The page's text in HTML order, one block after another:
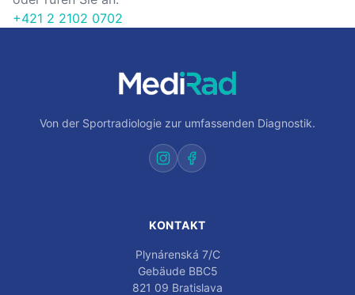
+421 2 2102 0702
Von der Sportradiologie zur umfassenden Diagnostik.
KONTAKT
Plynárenská 7/C
Gebäude BBC5
821 09 Bratislava